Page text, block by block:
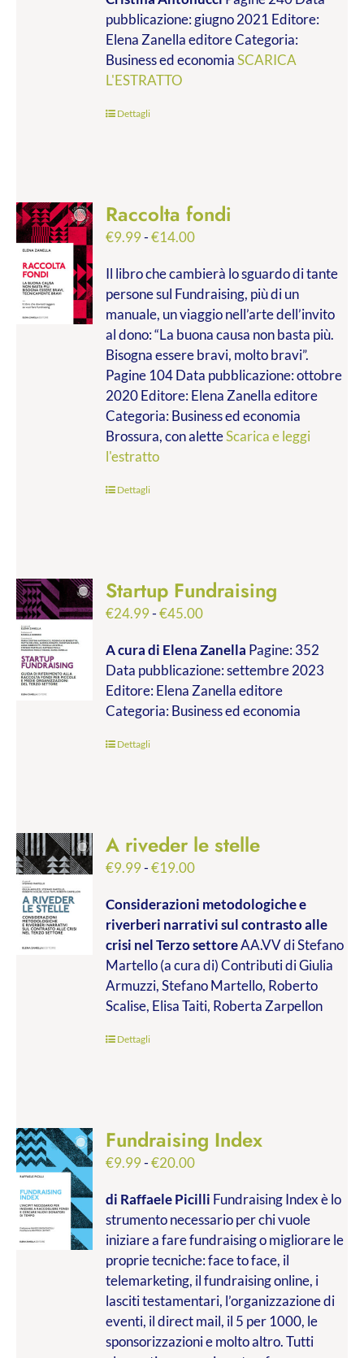
€9.99
a
€28.00
pubblicazione: giugno 2021 Editore:
Elena Zanella editore Categoria:
Business ed economiaSCARICA
L'ESTRATTO
Dettagli
Raccolta fondi
€9.99-€14.00Fascia
prezzo:
da
€9.99
a
€14.00
Il libro che cambierà lo sguardo di tante
persone sul Fundraising, più di un
manuale, un viaggio nell’arte dell’invito
al dono: “La buona causa non basta più.
Bisogna essere bravi, molto bravi”.
Pagine 104 Data pubblicazione: ottobre
2020 Editore: Elena Zanella editore
Categoria: Business ed economia
Brossura, con aletteScarica e leggi
l'estratto
Dettagli
Startup Fundraising
€24.99-€45.00Fascia
prezzo:
da
€24.99
a
A cura di Elena Zanella Pagine: 352
Data pubblicazione: settembre 2023
Editore: Elena Zanella editore
Categoria: Business ed economia
Dettagli
A riveder le stelle
€9.99-€19.00Fascia
prezzo:
da
€9.99
a
€19.00
Considerazioni metodologiche e
riverberi narrativi sul contrasto alle
crisi nel Terzo settoreAA.VV di Stefano
Martello (a cura di) Contributi di Giulia
Armuzzi, Stefano Martello, Roberto
Scalise, Elisa Taiti, Roberta Zarpellon
Dettagli
Fundraising Index
€9.99-€20.00Fascia
prezzo:
da
€9.99
a
€20.00
di Raffaele Picilli Fundraising Index è lo
strumento necessario per chi vuole
iniziare a fare fundraising o migliorare le
proprie tecniche: face to face, il
telemarketing, il fundraising online, i
lasciti testamentari, l’organizzazione di
eventi, il direct mail, il 5 per 1000, le
sponsorizzazioni e molto altro. Tutti